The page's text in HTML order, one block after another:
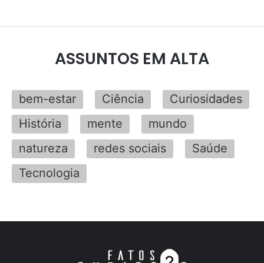
ASSUNTOS EM ALTA
bem-estar Ciência
Curiosidades
História
mente
mundo
natureza
redes sociais
Saúde
Tecnologia